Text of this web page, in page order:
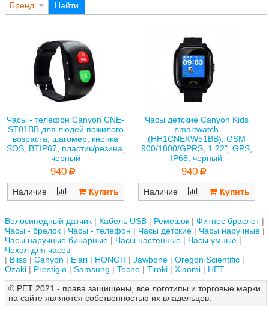
Бренд
Найти
Часы - телефон Canyon CNE-
ST01BB для людей пожилого
возраста, шагомер, кнопка
SOS, BTIP67, пластик/резина,
черный
940
Наличие
Часы детские Canyon Kids
smartwatch
(HH1CNEKW51BB), GSM
900/1800/GPRS, 1.22", GPS,
IP68, черный
940
Наличие
Велосипедный датчик Кабель USB Ремешок
Фитнес браслет
Часы - брелок
Часы - телефон Часы детские
Часы наручные
Часы наручные бинарные
Часы настенные
Часы умные
Чехол для часов
Bliss
Canyon Elari HONOR Jawbone
Oregon Scientific
Ozaki
Prestigio Samsung Tecno Tiroki Xiaomi
НЕТ
© РЕТ 2021 - права защищены, все логотипы и торговые марки
на сайте являются собственностью их владельцев.